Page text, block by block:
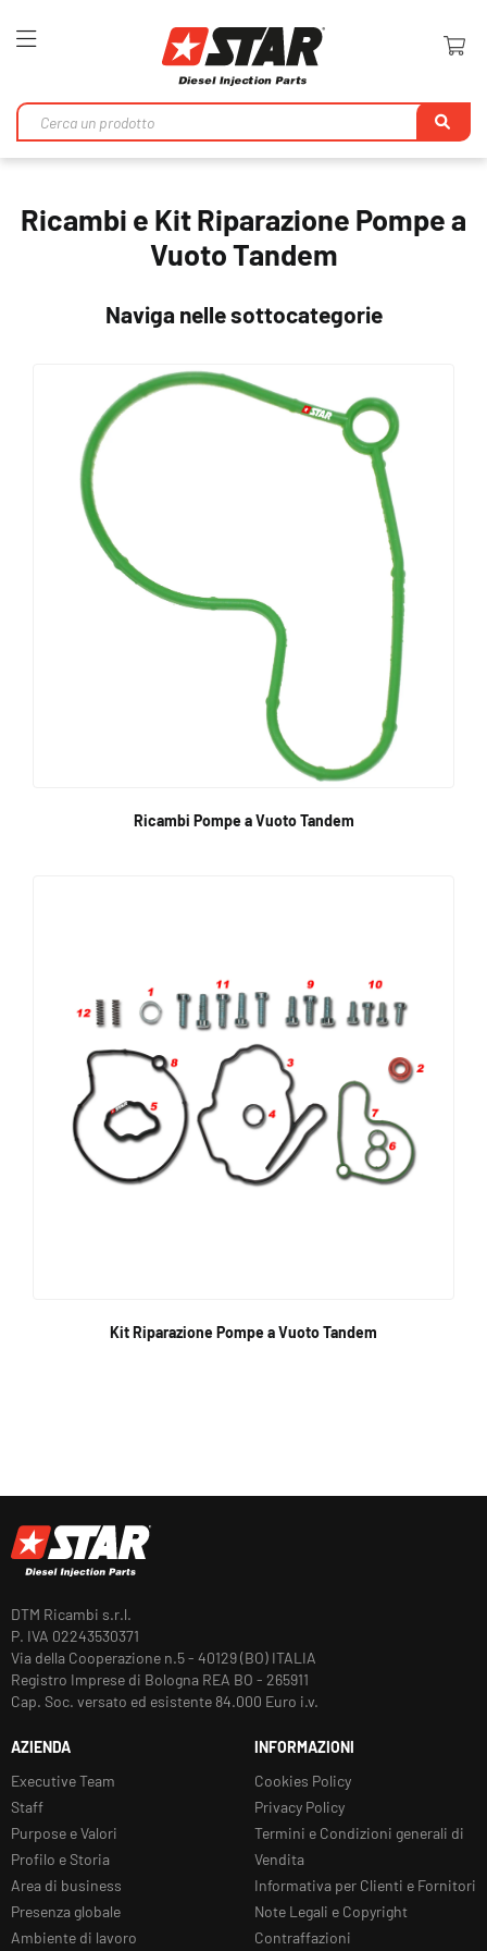
Toggle
Ricambi e Kit Riparazione Pompe a
Vuoto Tandem
Naviga nelle sottocategorie
Ricambi Pompe a Vuoto Tandem
Kit Riparazione Pompe a Vuoto Tandem
DTM Ricambi s.r.l.
P. IVA 02243530371
Via della Cooperazione n.5 - 40129 (BO) ITALIA
Registro Imprese di Bologna REA BO - 265911
Cap. Soc. versato ed esistente 84.000 Euro i.v.
AZIENDA
Executive Team
Staff
Purpose e Valori
Profilo e Storia
Area di business
Presenza globale
Ambiente di lavoro
INFORMAZIONI
Cookies Policy
Privacy Policy
Termini e Condizioni generali di
Vendita
Informativa per Clienti e Fornitori
Note Legali e Copyright
Contraffazioni